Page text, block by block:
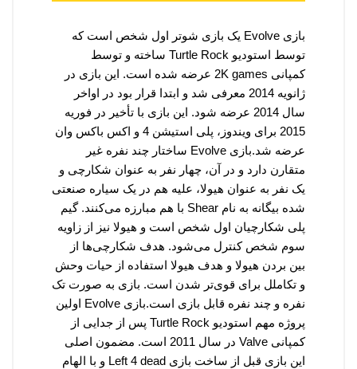
بازی Evolve یک بازی شوتر اول شخص است که
توسط استودیو Turtle Rock ساخته و توسط
کمپانی 2K games عرضه شده است. این بازی در
ژانویه 2014 معرفی شد و ابتدا قرار بود در اواخر
سال 2014 عرضه شود. این بازی با تأخیر در فوریه
2015 برای ویندوز، پلی استیشن
4 و اکس باکس وان
عرضه شد.بازی Evolve ساختار چند نفره غیر
متقارن دارد و در آن، چهار نفر به عنوان شکارچی و
یک نفر به عنوان هیولا، علیه هم در یک سیاره صنعتی
شده بیگانه به نام Shear با هم مبارزه می‌کنند. گیم
پلی شکارچیان اول شخص است و هیولا نیز از زاویه
سوم شخص کنترل می‌شود. هدف شکارچی‌ها از
بین بردن هیولا و هدف هیولا استفاده از حیات وحش
و تکاملل برای قوی‌تر شدن است. بازی به صورت تک
نفره و چند نفره قابل بازی است.بازی Evolve اولین
پروژه مهم استودیو Turtle Rock پس از جدایی از
کمپانی Valve
در سال 2011 است. مضمون اصلی
این بازی قبل از ساخت بازی Left 4 dead و با الهام